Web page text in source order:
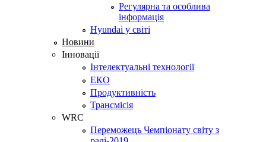
Регулярна та особлива
інформація
Hyundai у світі
Новини
Інновації
Інтелектуальні технології
ЕКО
Продуктивність
Трансмісія
WRC
Переможець Чемпіонату світу з